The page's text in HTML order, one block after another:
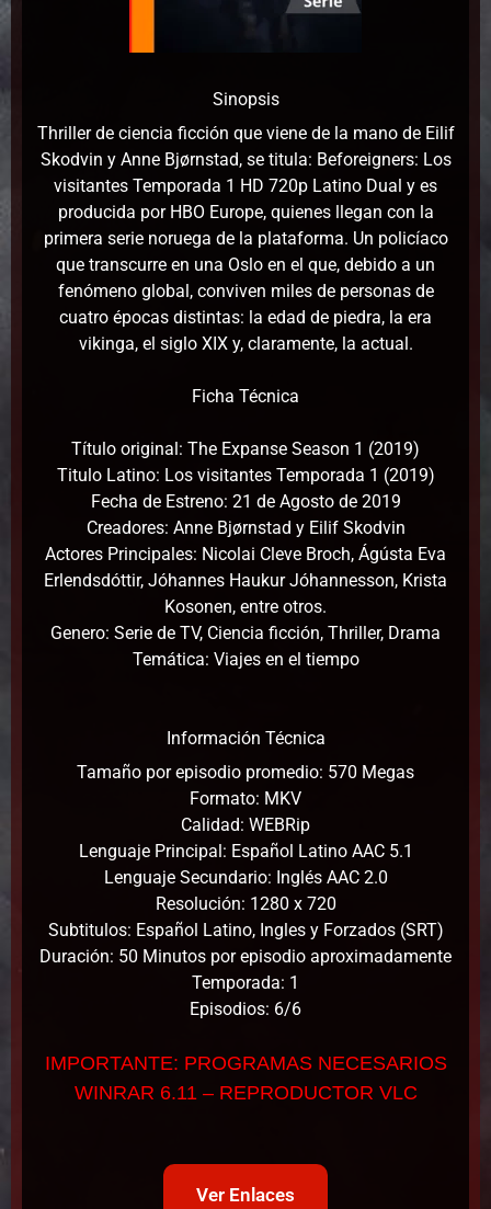
Sinopsis
Thriller de ciencia ficción que viene de la mano de Eilif
Skodvin y Anne Bjørnstad, se titula: Beforeigners: Los
visitantes Temporada 1 HD 720p Latino Dual y es
producida por HBO Europe, quienes llegan con la
primera serie noruega de la plataforma. Un policíaco
que transcurre en una Oslo en el que, debido a un
fenómeno global, conviven miles de personas de
cuatro épocas distintas: la edad de piedra, la era
vikinga, el siglo XIX y, claramente, la actual.
Ficha Técnica
Título original: The Expanse Season 1 (2019)
Titulo Latino: Los visitantes Temporada 1 (2019)
Fecha de Estreno: 21 de Agosto de 2019
Creadores: Anne Bjørnstad y Eilif Skodvin
Actores Principales: Nicolai Cleve Broch, Ágústa Eva
Erlendsdóttir, Jóhannes Haukur Jóhannesson, Krista
Kosonen, entre otros.
Genero: Serie de TV, Ciencia ficción, Thriller, Drama
Temática: Viajes en el tiempo
Información Técnica
Tamaño por episodio promedio: 570 Megas
Formato: MKV
Calidad: WEBRip
Lenguaje Principal: Español Latino AAC 5.1
Lenguaje Secundario: Inglés AAC 2.0
Resolución: 1280 x 720
Subtitulos: Español Latino, Ingles y Forzados (SRT)
Duración: 50 Minutos por episodio aproximadamente
Temporada: 1
Episodios: 6/6
IMPORTANTE: PROGRAMAS NECESARIOS
WINRAR 6.11 – REPRODUCTOR VLC
Ver Enlaces